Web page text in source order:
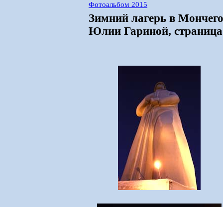
Фотоальбом 2015
Зимний лагерь в
Юлии Гариной,